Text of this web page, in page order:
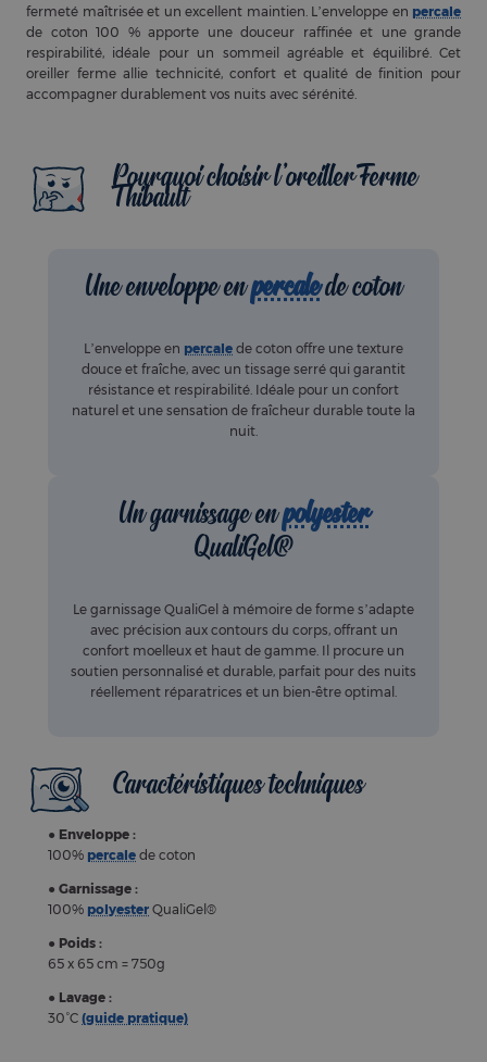
fermeté maîtrisée et un excellent maintien. L’enveloppe en percale
de coton 100 % apporte une douceur raffinée et une grande
respirabilité, idéale pour un sommeil agréable et équilibré. Cet
oreiller ferme allie technicité, confort et qualité de finition pour
accompagner durablement vos nuits avec sérénité.
Pourquoi choisir l'oreiller Ferme
Thibault
Une enveloppe enpercalede coton
L’enveloppe en percale de coton offre une texture
douce et fraîche, avec un tissage serré qui garantit
résistance et respirabilité. Idéale pour un confort
naturel et une sensation de fraîcheur durable toute la
nuit.
Un garnissage enpolyester
QualiGel®
Le garnissage QualiGel à mémoire de forme s’adapte
avec précision aux contours du corps, offrant un
confort moelleux et haut de gamme. Il procure un
soutien personnalisé et durable, parfait pour des nuits
réellement réparatrices et un bien-être optimal.
Caractéristiques techniques
● Enveloppe :
100% percale de coton
● Garnissage :
100% polyester QualiGel®
● Poids :
65 x 65 cm = 750g
● Lavage :
30°C (guide pratique)